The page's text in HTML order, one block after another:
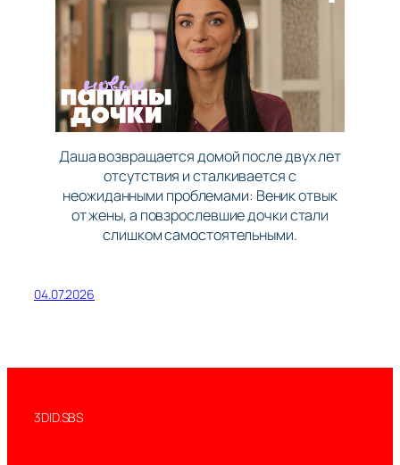
Даша возвращается домой после двух лет
отсутствия и сталкивается с
неожиданными проблемами: Веник отвык
от жены, а повзрослевшие дочки стали
слишком самостоятельными.
04.07.2026
3DID.SBS